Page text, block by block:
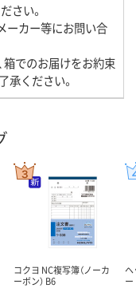
さい。
ーカー等にお問い合
箱でのお届けをお約束
承ください。
コクヨ NC複写簿（ノーカ
ーボン） B6